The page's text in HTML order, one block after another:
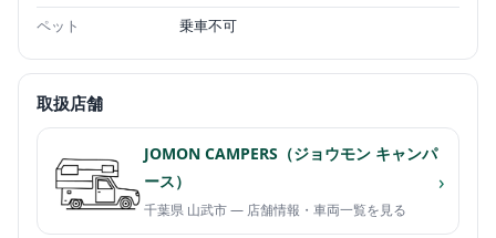
ペット
乗車不可
取扱店舗
JOMON CAMPERS（ジョウモン キャンパ
ース）
千葉県 山武市 — 店舗情報・車両一覧を見る
›